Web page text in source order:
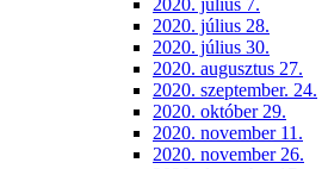
2020. július 28.
2020. július 30.
2020. augusztus 27.
2020. szeptember. 24.
2020. október 29.
2020. november 11.
2020. november 26.